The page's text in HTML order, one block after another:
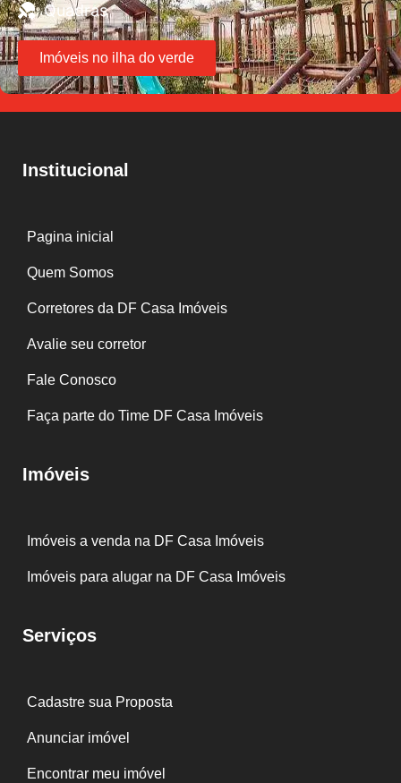
Quadras
Imóveis no ilha do verde
Institucional
Pagina inicial
Quem Somos
Corretores da DF Casa Imóveis
Avalie seu corretor
Fale Conosco
Faça parte do Time DF Casa Imóveis
Imóveis
Imóveis a venda na DF Casa Imóveis
Imóveis para alugar na DF Casa Imóveis
Serviços
Cadastre sua Proposta
Anunciar imóvel
Encontrar meu imóvel